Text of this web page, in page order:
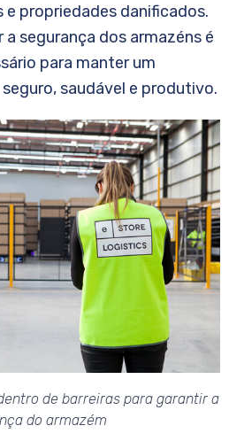
propriedades danificados.
segurança dos armazéns é
para manter um
saudável e produtivo.
de barreiras para garantir a
do armazém